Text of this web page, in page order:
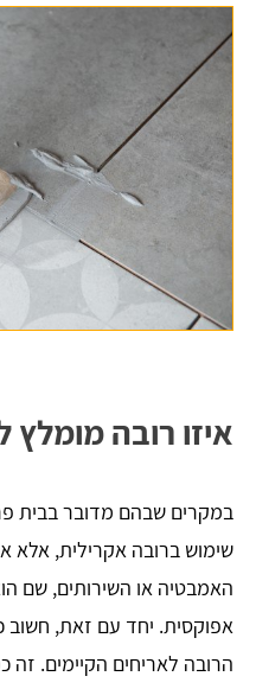
איזו רובה מומלץ
במקרים שבהם מדובר בבית
שימוש ברובה אקרילית, אלא
האמבטיה או השירותים, שם
אפוקסית. יחד עם זאת,
הרובה לאריחים הקיימים. זה